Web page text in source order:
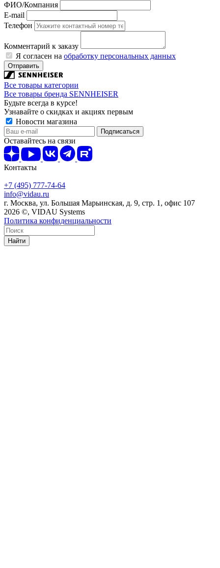
ФИО/Компания
E-mail
Телефон
Комментарий к заказу
Я согласен на обработку персональных данных
Отправить
Все товары категории
Все товары бренда SENNHEISER
Будьте всегда в курсе!
Узнавайте о скидках и акциях первым
Новости магазина
Оставайтесь на связи
Контакты
+7 (495) 777-74-64
info@vidau.ru
г. Москва, ул. Большая Марьинская, д. 9, стр. 1, офис 107
2026 ©, VIDAU Systems
Политика конфиденциальности
Найти